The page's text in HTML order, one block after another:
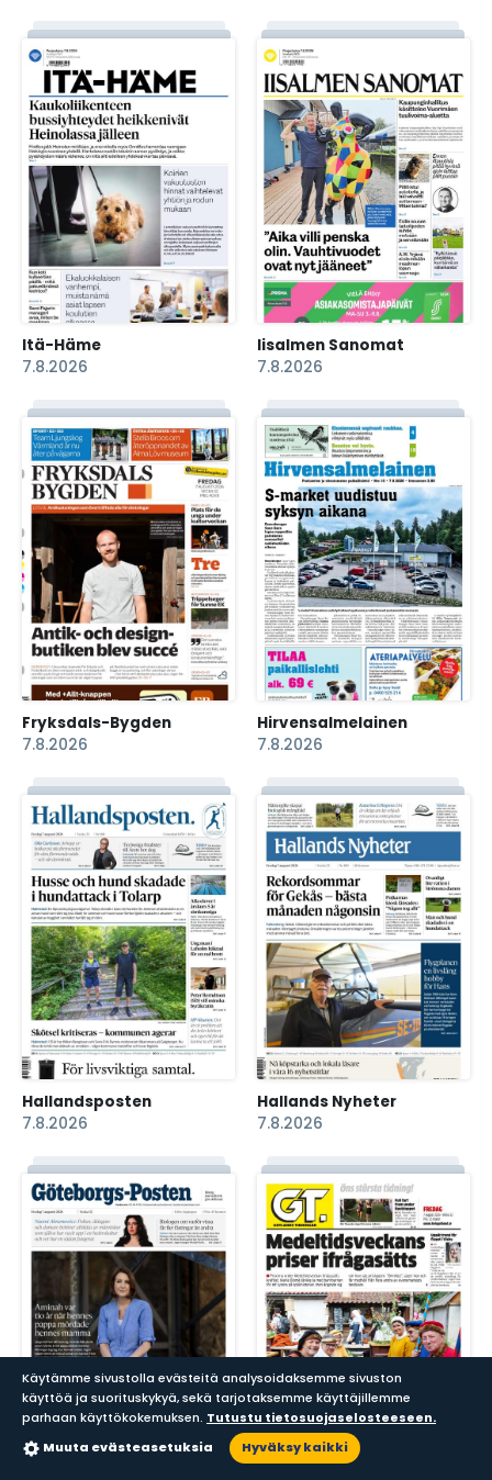
Haku
Itä-Häme
7.8.2026
Iisalmen Sanomat
7.8.2026
Fryksdals-Bygden
7.8.2026
Hirvensalmelainen
7.8.2026
Hallandsposten
7.8.2026
Hallands Nyheter
7.8.2026
Käytämme sivustolla evästeitä analysoidaksemme sivuston
käyttöä ja suorituskykyä, sekä tarjotaksemme käyttäjillemme
parhaan käyttökokemuksen. Tutustu tietosuojaselosteeseen.
Muuta evästeasetuksia
Hyväksy kaikki